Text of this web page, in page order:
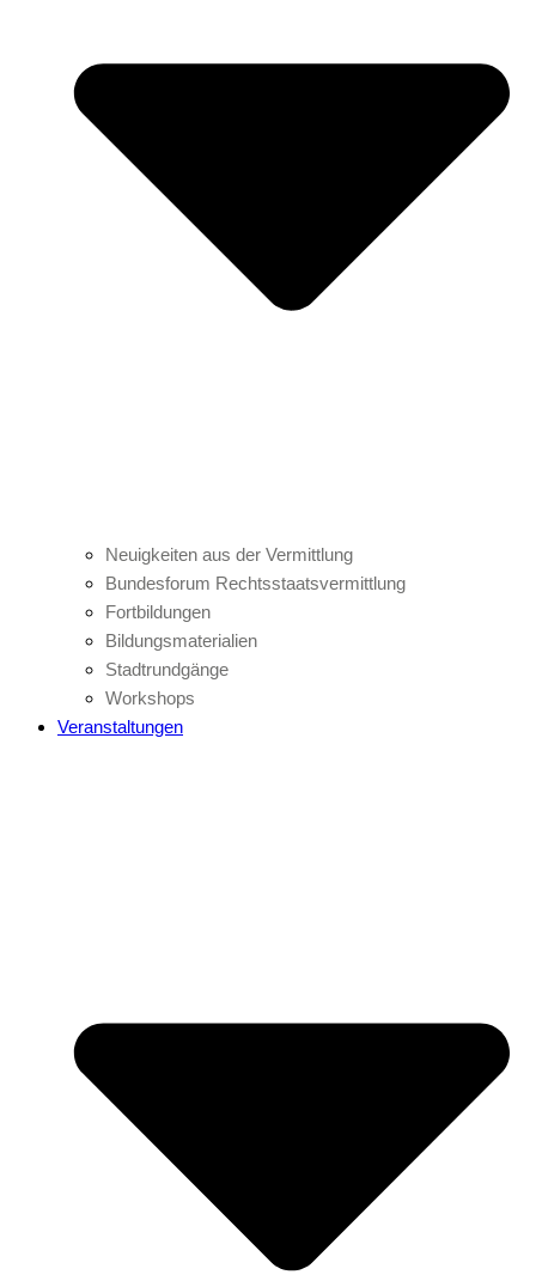
Neuigkeiten aus der Vermittlung
Bundesforum Rechtsstaatsvermittlung
Fortbildungen
Bildungsmaterialien
Stadtrundgänge
Workshops
Veranstaltungen